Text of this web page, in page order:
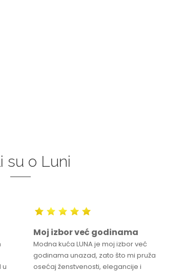
su o Luni
u
Moj izbor već godinama
Modna kuća LUNA je moj izbor već
godinama unazad, zato što mi pruža
osećaj ženstvenosti, elegancije i